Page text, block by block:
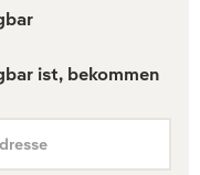
ist, bekommen